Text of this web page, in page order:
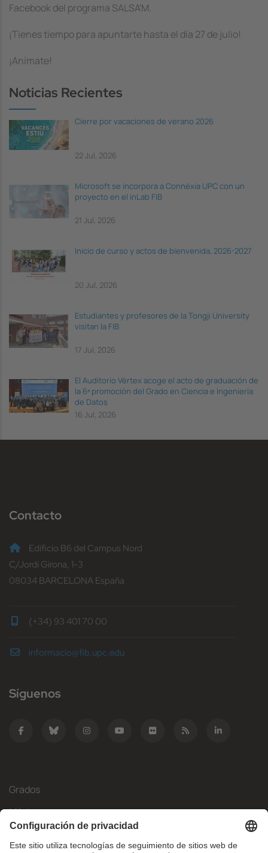
Facebook del programa SALSA'M.
¡Tienes tiempo para apuntarte hasta el día 27 de julio!
¡Anímate!
Noticias Recientes
Cierre por vacaciones de verano 2026
22 Jul, 2026
Microsoft se incorpora a Connèxia UPC con un
proyecto en el inLab FIB
21 Jul, 2026
Inicio de curso y actos de bienvenida, 2026-2027
20 Jul, 2026
Estudiantes y profesores de la Tongji University
visitan la FIB
17 Jul, 2026
El Auditorio Vèrtex acoge el acto de graduación de
la 6ª promoción del Grado en Ciencia e Ingeniería
de Datos
16 Jul, 2026
Contacto
Edificio B6 del Campus Nord
C/Jordi Girona, 1-3
08034 BARCELONA España
(+34) 93 401 70 00
informacio@fib.upc.edu
Síguenos
Grados
Másteres
Movilidad Internacional